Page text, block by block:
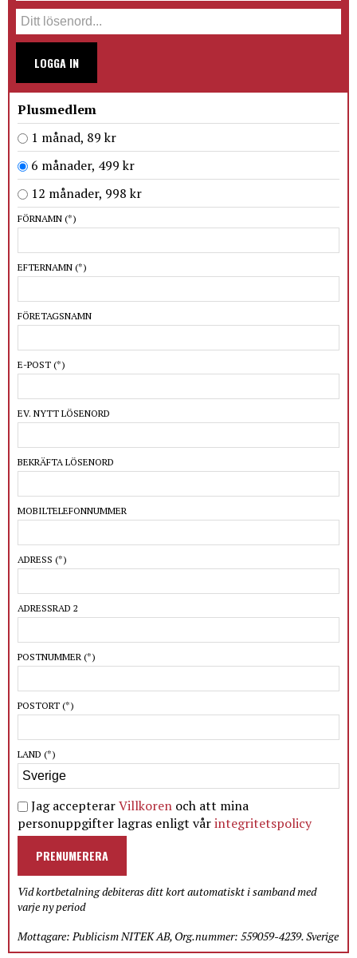
LOGGA IN
Plusmedlem
1 månad, 89 kr
6 månader, 499 kr
12 månader, 998 kr
FÖRNAMN (*)
EFTERNAMN (*)
FÖRETAGSNAMN
E-POST (*)
EV. NYTT LÖSENORD
BEKRÄFTA LÖSENORD
MOBILTELEFONNUMMER
ADRESS (*)
ADRESSRAD 2
POSTNUMMER (*)
POSTORT (*)
LAND (*)
Jag accepterarVillkoren och att mina
personuppgifter lagras enligt vårintegritetspolicy
PRENUMERERA
Vid kortbetalning debiteras ditt kort automatiskt i samband med
varje ny period
Mottagare: Publicism NITEK AB, Org.nummer: 559059-4239. Sverige